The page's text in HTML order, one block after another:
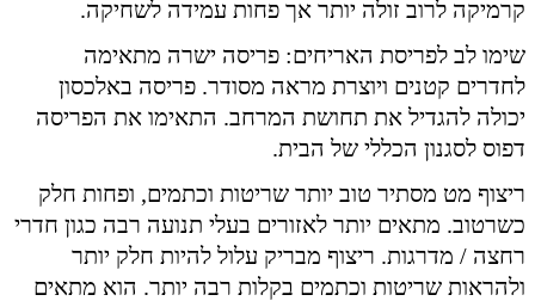
קרמיקה לרוב זולה יותר אך פחות עמידה לשחיקה.
שימו לב לפריסת האריחים: פריסה ישרה מתאימה
לחדרים קטנים ויוצרת מראה מסודר. פריסה באלכסון
יכולה להגדיל את תחושת המרחב. התאימו את הפריסה
דפוס לסגנון הכללי של הבית.
ריצוף מט מסתיר טוב יותר שריטות וכתמים, ופחות חלק
כשרטוב. מתאים יותר לאזורים בעלי תנועה רבה כגון חדרי
רחצה / מדרגות. ריצוף מבריק עלול להיות חלק יותר
ולהראות שריטות וכתמים בקלות רבה יותר. הוא מתאים